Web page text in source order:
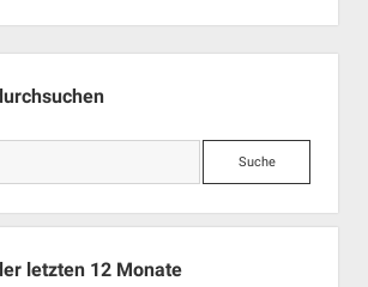
Suche
letzten 12 Monate